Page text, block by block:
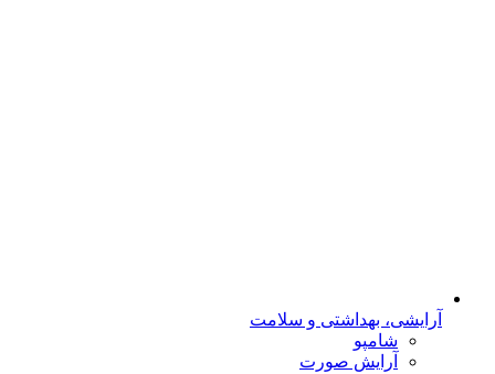
آرایشی، بهداشتی و سلامت
شامپو
آرایش صورت